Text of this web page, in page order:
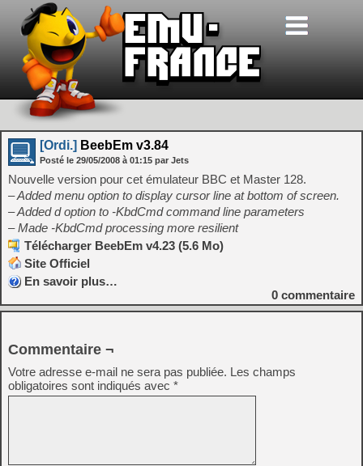
[Ordi.] BeebEm v3.84
Posté le 29/05/2008 à 01:15 par Jets
Nouvelle version pour cet émulateur BBC et Master 128.
– Added menu option to display cursor line at bottom of screen.
– Added d option to -KbdCmd command line parameters
– Made -KbdCmd processing more resilient
Télécharger BeebEm v4.23 (5.6 Mo)
Site Officiel
En savoir plus…
0 commentaire
Commentaire ¬
Votre adresse e-mail ne sera pas publiée. Les champs
obligatoires sont indiqués avec *